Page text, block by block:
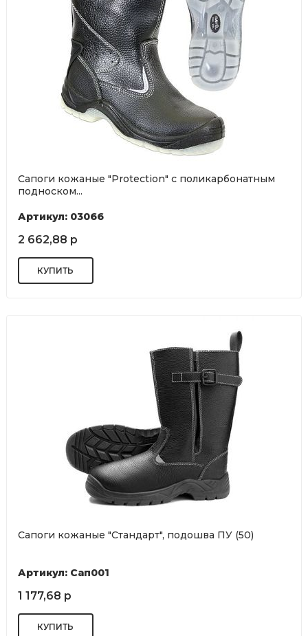
Сапоги кожаные "Protection" с поликарбонатным
подноском...
Артикул: 03066
2 662,88 р
Сапоги кожаные "Стандарт", подошва ПУ (50)
Артикул: Сап001
1 177,68 р